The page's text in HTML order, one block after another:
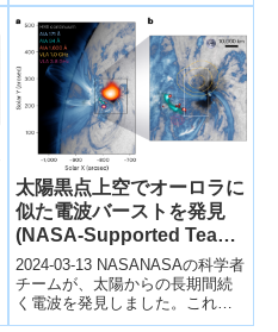
太陽黒点上空でオーロラに
似た電波バーストを発見
(NASA-Supported Team
Discovers Aurora-Like
Radio Bursts Above
Sunspot)
2024-03-13 NASANASAの科学者
チームが、太陽からの長期間続
く電波を発見しました。これら
の信号は、地球のオーロラに関